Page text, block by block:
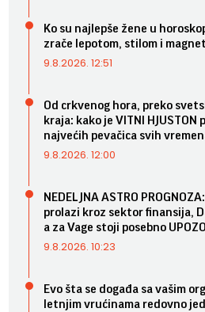
Ko su najlepše žene u
zrače lepotom, stilom i
9.8.2026. 12:51
Od crkvenog hora, preko
kraja: kako je VITNI HJUSTON
najvećih pevačica svih
9.8.2026. 12:00
NEDELJNA ASTRO
prolazi kroz sektor finansija,
a za Vage stoji posebno
9.8.2026. 10:23
Evo šta se događa sa vašim
letnjim vrućinama redovno